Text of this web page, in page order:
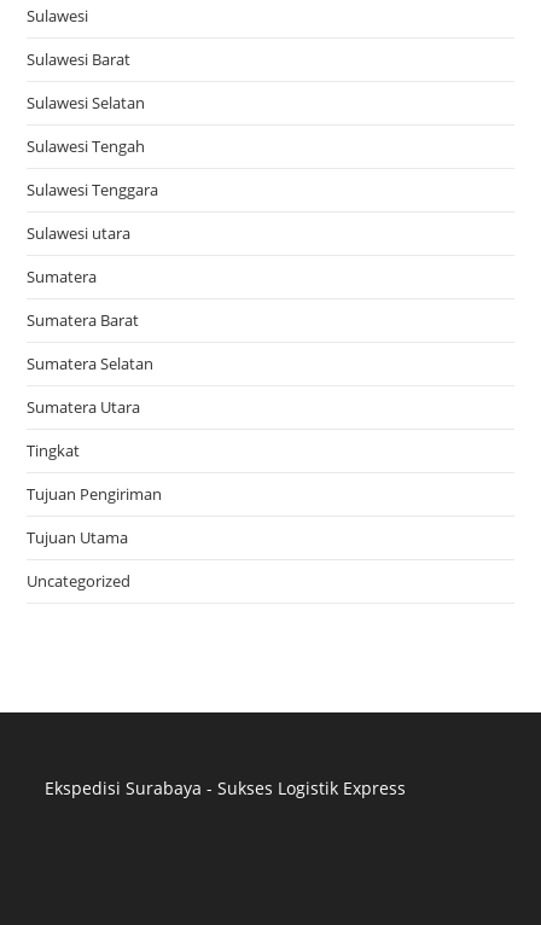
Sulawesi
Sulawesi Barat
Sulawesi Selatan
Sulawesi Tengah
Sulawesi Tenggara
Sulawesi utara
Sumatera
Sumatera Barat
Sumatera Selatan
Sumatera Utara
Tingkat
Tujuan Pengiriman
Tujuan Utama
Uncategorized
Ekspedisi Surabaya - Sukses Logistik Express